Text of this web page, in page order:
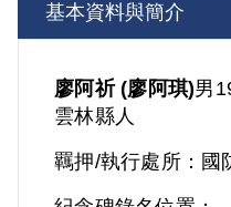
背景知識
關於我們
基本資料與簡介
廖阿祈 (廖阿琪)男
雲林縣人
羈押/執行處所： 國